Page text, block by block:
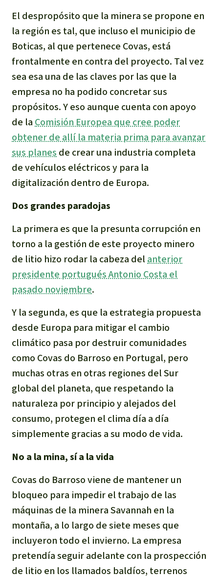
El despropósito que la minera se propone en
la región es tal, que incluso el municipio de
Boticas, al que pertenece Covas, está
frontalmente en contra del proyecto. Tal vez
sea esa una de las claves por las que la
empresa no ha podido concretar sus
propósitos. Y eso aunque cuenta con apoyo
de la Comisión Europea que cree poder
obtener de allí la materia prima para avanzar
sus planes de crear una industria completa
de vehículos eléctricos y para la
digitalización dentro de Europa.
Dos grandes paradojas
La primera es que la presunta corrupción en
torno a la gestión de este proyecto minero
de litio hizo rodar la cabeza del anterior
presidente portugués Antonio Costa el
pasado noviembre.
Y la segunda, es que la estrategia propuesta
desde Europa para mitigar el cambio
climático pasa por destruir comunidades
como Covas do Barroso en Portugal, pero
muchas otras en otras regiones del Sur
global del planeta, que respetando la
naturaleza por principio y alejados del
consumo, protegen el clima día a día
simplemente gracias a su modo de vida.
No a la mina, sí a la vida
Covas do Barroso viene de mantener un
bloqueo para impedir el trabajo de las
máquinas de la minera Savannah en la
montaña, a lo largo de siete meses que
incluyeron todo el invierno. La empresa
pretendía seguir adelante con la prospección
de litio en los llamados baldíos, terrenos